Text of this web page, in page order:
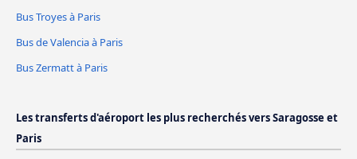
Bus Troyes à Paris
Bus de Valencia à Paris
Bus Zermatt à Paris
Les transferts d'aéroport les plus recherchés vers Saragosse et
Paris